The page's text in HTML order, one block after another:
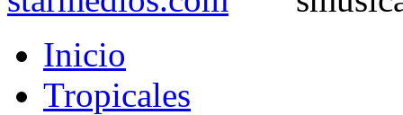
Inicio
Tropicales